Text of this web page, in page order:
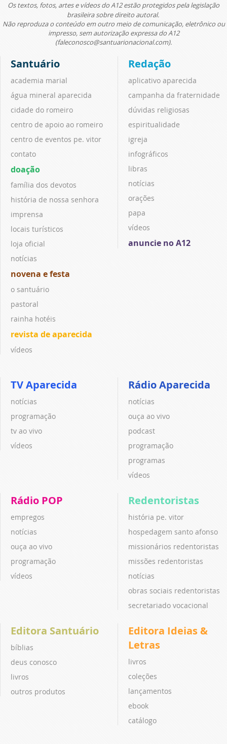
Os textos, fotos, artes e vídeos do A12 estão protegidos pela legislação
brasileira sobre direito autoral.
Não reproduza o conteúdo em outro meio de comunicação, eletrônico ou
impresso, sem autorização expressa do A12
(faleconosco@santuarionacional.com).
Santuário
academia marial
água mineral aparecida
cidade do romeiro
centro de apoio ao romeiro
centro de eventos pe. vitor
contato
doação
família dos devotos
história de nossa senhora
imprensa
locais turísticos
loja oficial
notícias
novena e festa
o santuário
pastoral
rainha hotéis
revista de aparecida
vídeos
Redação
aplicativo aparecida
campanha da fraternidade
dúvidas religiosas
espiritualidade
igreja
infográficos
libras
notícias
orações
papa
vídeos
anuncie no A12
TV Aparecida
notícias
programação
tv ao vivo
vídeos
Rádio Aparecida
notícias
ouça ao vivo
podcast
programação
programas
vídeos
Rádio POP
empregos
notícias
ouça ao vivo
programação
vídeos
Redentoristas
história pe. vitor
hospedagem santo afonso
missionários redentoristas
missões redentoristas
notícias
obras sociais redentoristas
secretariado vocacional
Editora Santuário
bíblias
deus conosco
livros
outros produtos
Editora Ideias &
Letras
livros
coleções
lançamentos
ebook
catálogo